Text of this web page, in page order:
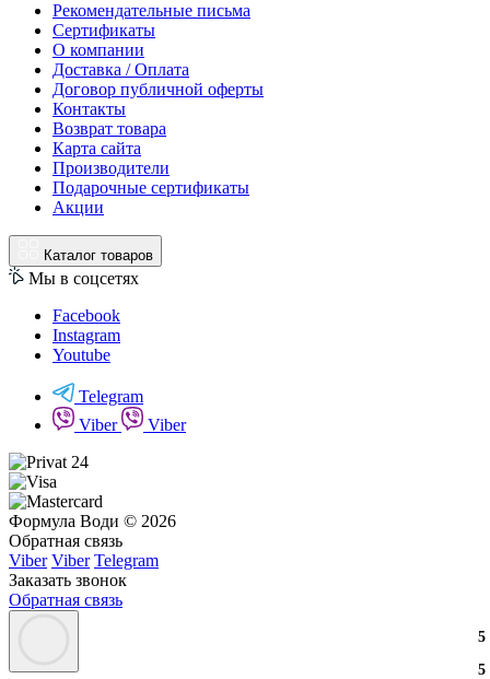
3
3
2
2
3
3
5
5
Рекомендательные письма
Сертификаты
О компании
Доставка / Оплата
Договор публичной оферты
Контакты
Возврат товара
Карта сайта
Производители
Подарочные сертификаты
Акции
Каталог товаров
Мы в соцсетях
Facebook
Instagram
Youtube
Telegram
Viber
Viber
Формула Води © 2026
Обратная связь
Viber Viber Telegram
Заказать звонок
Обратная связь